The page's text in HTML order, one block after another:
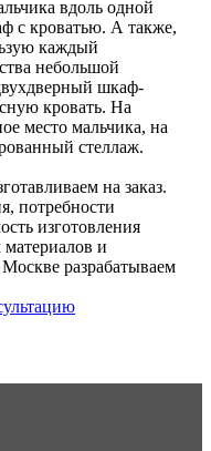
вдоль одной
с кроватью. А также,
каждый
небольшой
шкаф-
кровать. На
место мальчика, на
стеллаж.
на заказ.
потребности
изготовления
материалов и
разрабатываем